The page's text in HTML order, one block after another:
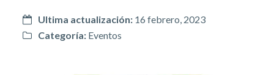
Ultima actualización: 16 febrero, 2023
Categoría: Eventos